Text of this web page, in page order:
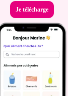
Je télécharge